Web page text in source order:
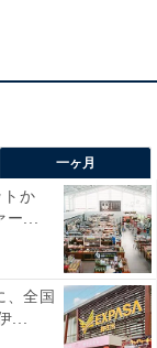
ト料理」で表
一ヶ月
トか
...
、全国
...